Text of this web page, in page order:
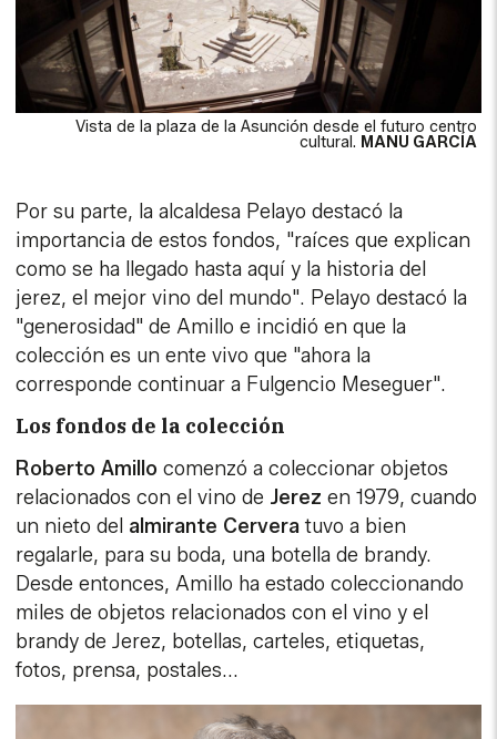
Vista de la plaza de la Asunción desde el futuro centro
cultural. MANU GARCÍA
Por su parte, la alcaldesa Pelayo destacó la
importancia de estos fondos, "raíces que explican
como se ha llegado hasta aquí y la historia del
jerez, el mejor vino del mundo". Pelayo destacó la
"generosidad" de Amillo e incidió en que la
colección es un ente vivo que "ahora la
corresponde continuar a Fulgencio Meseguer".
Los fondos de la colección
Roberto Amillocomenzó a coleccionar objetos
relacionados con el vino de Jerez en 1979, cuando
un nieto del almirante Cerveratuvo a bien
regalarle, para su boda, una botella de brandy.
Desde entonces, Amillo ha estado coleccionando
miles de objetos relacionados con el vino y el
brandy de Jerez, botellas, carteles, etiquetas,
fotos, prensa, postales...